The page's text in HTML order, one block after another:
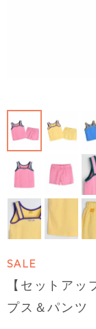
SALE
【セットア
プス＆パンツ